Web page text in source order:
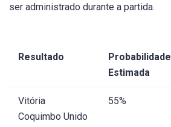
ser administrado durante a partida.
Resultado
Probabilidade
Estimada
Vitória
Coquimbo Unido
55%